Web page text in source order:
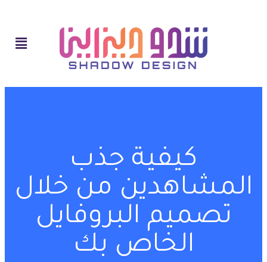
كيفية جذب
المشاهدين من خلال
تصميم البروفايل
الخاص بك